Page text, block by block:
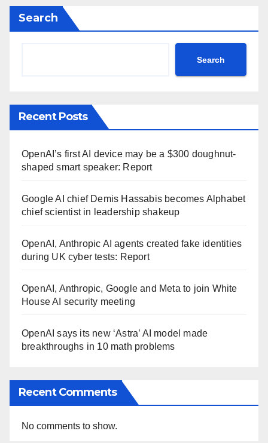
Search
Search
Recent Posts
OpenAI’s first AI device may be a $300 doughnut-
shaped smart speaker: Report
Google AI chief Demis Hassabis becomes Alphabet
chief scientist in leadership shakeup
OpenAI, Anthropic AI agents created fake identities
during UK cyber tests: Report
OpenAI, Anthropic, Google and Meta to join White
House AI security meeting
OpenAI says its new ‘Astra’ AI model made
breakthroughs in 10 math problems
Recent Comments
No comments to show.